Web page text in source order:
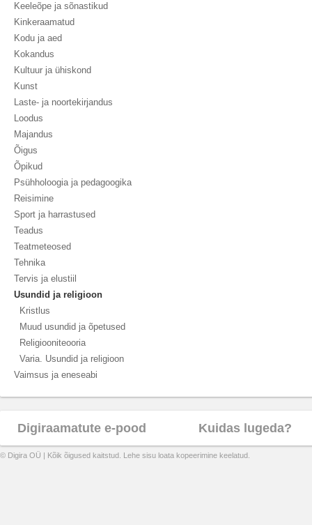
Keeleõpe ja sõnastikud
Kinkeraamatud
Kodu ja aed
Kokandus
Kultuur ja ühiskond
Kunst
Laste- ja noortekirjandus
Loodus
Majandus
Õigus
Õpikud
Psühholoogia ja pedagoogika
Reisimine
Sport ja harrastused
Teadus
Teatmeteosed
Tehnika
Tervis ja elustiil
Usundid ja religioon
Kristlus
Muud usundid ja õpetused
Religiooniteooria
Varia. Usundid ja religioon
Vaimsus ja eneseabi
Digiraamatute e-pood Kuidas lugeda?
© Digira OÜ | Kõik õigused kaitstud. Lehe sisu loata kopeerimine keelatud.